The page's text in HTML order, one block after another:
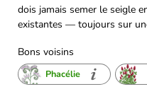
dois jamais semer le seigle
existantes — toujours sur
Bons voisins
Phacélie